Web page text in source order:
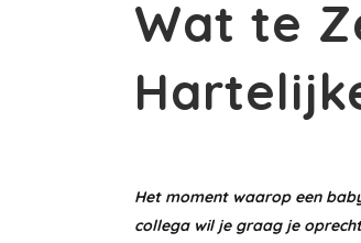
Wat te
Het moment waarop een
collega wil je graag je